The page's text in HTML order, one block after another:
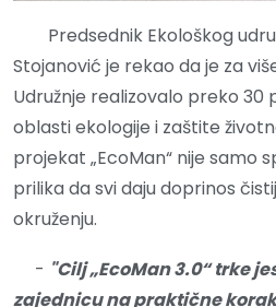
Predsednik Ekološkog
Stojanović je rekao da je za
Udružnje realizovalo preko 30
oblasti ekologije i zaštite
projekat „EcoMan“ nije samo
prilika da svi daju doprinos
okruženju.
- "Cilj „EcoMan 3.0“ trke
zajednicu na praktične